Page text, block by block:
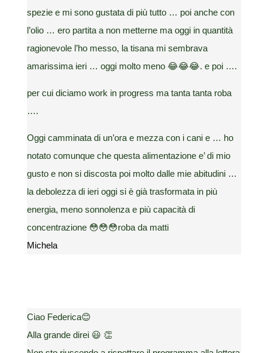
spezie e mi sono gustata di più tutto … poi anche con
l’olio … ero partita a non metterne ma oggi in quantità
ragionevole l’ho messo, la tisana mi sembrava
amarissima ieri … oggi molto meno 😂😂😂. e poi ….
per cui diciamo work in progress ma tanta tanta roba
….
Oggi camminata di un’ora e mezza con i cani e … ho
notato comunque che questa alimentazione e’ di mio
gusto e non si discosta poi molto dalle mie abitudini …
la debolezza di ieri oggi si è già trasformata in più
energia, meno sonnolenza e più capacità di
concentrazione 😳😳😳roba da matti
Michela
Ciao Federica😊
Alla grande direi 😃 👏